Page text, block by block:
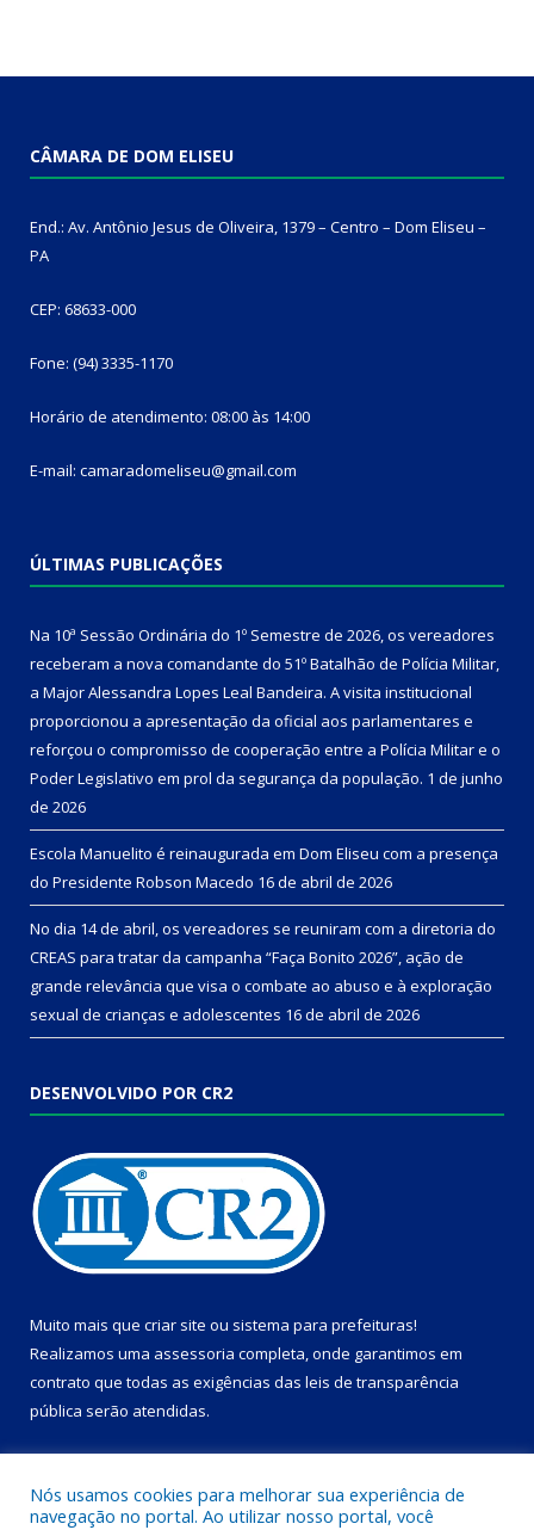
CÂMARA DE DOM ELISEU
End.: Av. Antônio Jesus de Oliveira, 1379 – Centro – Dom Eliseu –
PA
CEP: 68633-000
Fone: (94) 3335-1170
Horário de atendimento: 08:00 às 14:00
E-mail: camaradomeliseu@gmail.com
ÚLTIMAS PUBLICAÇÕES
Na 10ª Sessão Ordinária do 1º Semestre de 2026, os vereadores
receberam a nova comandante do 51º Batalhão de Polícia Militar,
a Major Alessandra Lopes Leal Bandeira. A visita institucional
proporcionou a apresentação da oficial aos parlamentares e
reforçou o compromisso de cooperação entre a Polícia Militar e o
Poder Legislativo em prol da segurança da população. 1 de junho
de 2026
Escola Manuelito é reinaugurada em Dom Eliseu com a presença
do Presidente Robson Macedo 16 de abril de 2026
No dia 14 de abril, os vereadores se reuniram com a diretoria do
CREAS para tratar da campanha “Faça Bonito 2026”, ação de
grande relevância que visa o combate ao abuso e à exploração
sexual de crianças e adolescentes 16 de abril de 2026
DESENVOLVIDO POR CR2
Muito mais que criar site ou sistema para prefeituras!
Realizamos uma assessoria completa, onde garantimos em
contrato que todas as exigências das leis de transparência
pública serão atendidas.
Nós usamos cookies para melhorar sua experiência de
navegação no portal. Ao utilizar nosso portal, você